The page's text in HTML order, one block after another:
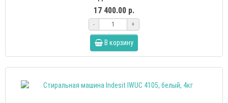
17 400.00 р.
- +
В корзину